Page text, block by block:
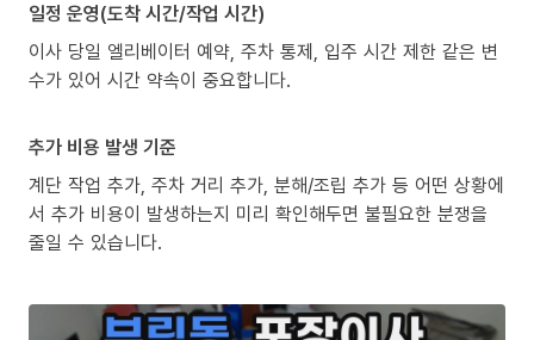
일정 운영(도착 시간/작업 시간)
이사 당일 엘리베이터 예약, 주차 통제, 입주 시간 제한 같은 변
수가 있어 시간 약속이 중요합니다.
추가 비용 발생 기준
계단 작업 추가, 주차 거리 추가, 분해/조립 추가 등 어떤 상황에
서 추가 비용이 발생하는지 미리 확인해두면 불필요한 분쟁을
줄일 수 있습니다.